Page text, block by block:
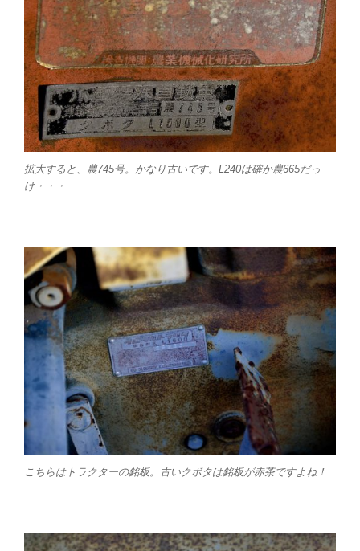
拡大すると、農745号。かなり古いです。L240は確か農665だっ
け・・・
こちらはトラクターの銘板。古いクボタは銘板が赤茶ですよね！